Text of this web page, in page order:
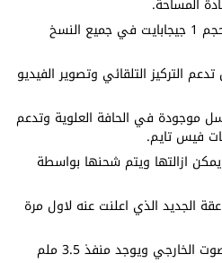
الذاكرة العشوائية او الرام بحجم 1 جيجابايت في جميع النسخ
5 ميجابكسل تدعم التركيز التلقائي وتصوير الفيديو
1.2 ميجابكسل موجودة في الحافة العلوية وتدعم
امبير لا يمكن ازالتها ويتم شحنها بواسطة
الجديد الذي اعلنت عنه لاول مرة
يأتي مع سماعات ستيريو للصوت الخارجي ويوجد منفذ 3.5 ملم